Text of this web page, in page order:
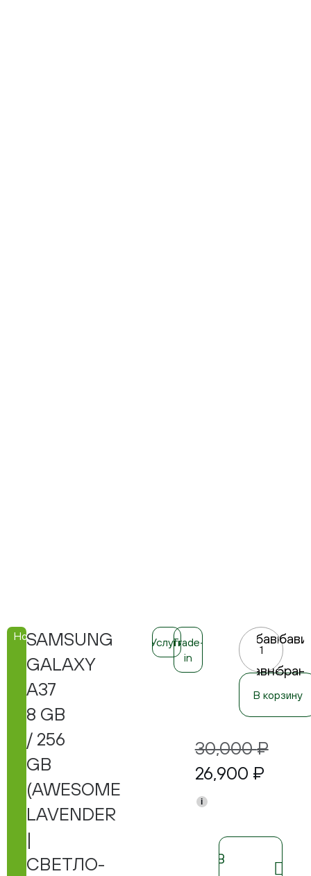
Новинка
SAMSUNG
GALAXY
A37
8 GB
/ 256
GB
(AWESOME
LAVENDER
|
СВЕТЛО-
УслугиTrade-
in
30,000₽
26,900 ₽
i
В
В корзину
Добавить
в
сравнение
в